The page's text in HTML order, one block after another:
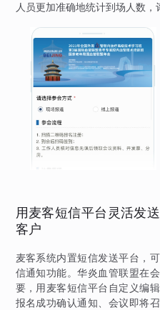
人员更加准确地统计到场人数，
用麦客短信平台灵活发
客户
麦客系统内置短信发送平台，
信通知功能。华炎血管联盟在
要，用麦客短信平台自定义编
报名成功确认通知、会议即将